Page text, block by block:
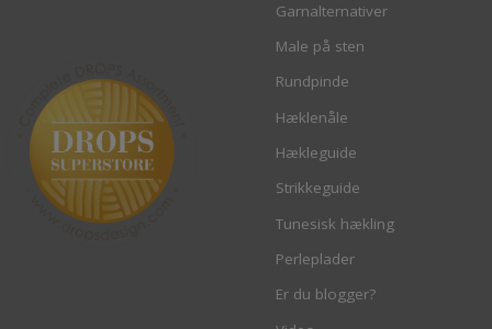
Garnalternativer
Male på sten
Rundpinde
Hæklenåle
Hækleguide
Strikkeguide
Tunesisk hækling
Perleplader
Er du blogger?